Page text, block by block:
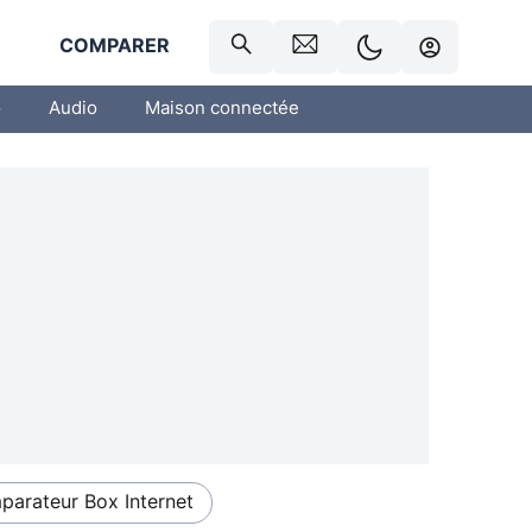
COMPARER
Audio Maison connectée
Box Internet